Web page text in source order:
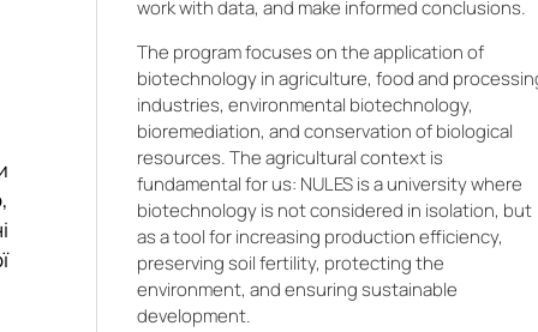
work with data, and make informed conclusions.
The program focuses on the application of
biotechnology in agriculture, food and
industries, environmental biotechnology,
bioremediation, and conservation of biological
resources. The agricultural context is
fundamental for us: NULES is a university where
biotechnology is not considered in isolation, but
as a tool for increasing production efficiency,
preserving soil fertility, protecting the
environment, and ensuring sustainable
development.